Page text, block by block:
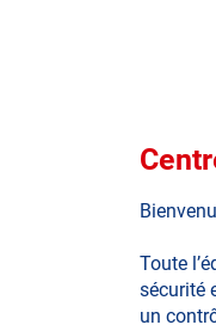
Toute
sécurité
un